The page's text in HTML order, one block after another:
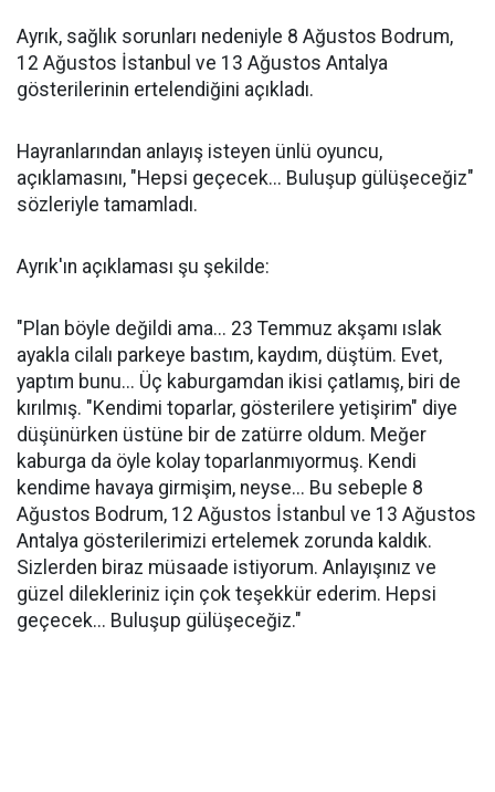
Ayrık, sağlık sorunları nedeniyle 8 Ağustos Bodrum,
12 Ağustos İstanbul ve 13 Ağustos Antalya
gösterilerinin ertelendiğini açıkladı.
Hayranlarından anlayış isteyen ünlü oyuncu,
açıklamasını, "Hepsi geçecek... Buluşup gülüşeceğiz"
sözleriyle tamamladı.
Ayrık'ın açıklaması şu şekilde:
"Plan böyle değildi ama... 23 Temmuz akşamı ıslak
ayakla cilalı parkeye bastım, kaydım, düştüm. Evet,
yaptım bunu... Üç kaburgamdan ikisi çatlamış, biri de
kırılmış. "Kendimi toparlar, gösterilere yetişirim" diye
düşünürken üstüne bir de zatürre oldum. Meğer
kaburga da öyle kolay toparlanmıyormuş. Kendi
kendime havaya girmişim, neyse... Bu sebeple 8
Ağustos Bodrum, 12 Ağustos İstanbul ve 13 Ağustos
Antalya gösterilerimizi ertelemek zorunda kaldık.
Sizlerden biraz müsaade istiyorum. Anlayışınız ve
güzel dilekleriniz için çok teşekkür ederim. Hepsi
geçecek... Buluşup gülüşeceğiz."